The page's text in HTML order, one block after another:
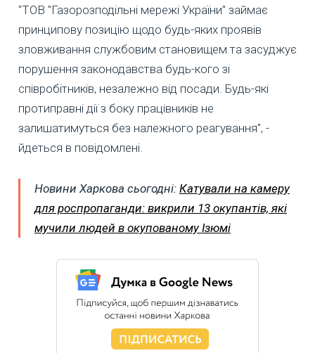
"ТОВ "Газорозподільні мережі України" займає
принципову позицію щодо будь-яких проявів
зловживання службовим становищем та засуджує
порушення законодавства будь-кого зі
співробітників, незалежно від посади. Будь-які
протиправні дії з боку працівників не
залишатимуться без належного реагування", -
йдеться в повідомлені.
Новини Харкова сьогодні: Катували на камеру
для роспропаганди: викрили 13 окупантів, які
мучили людей в окупованому Ізюмі